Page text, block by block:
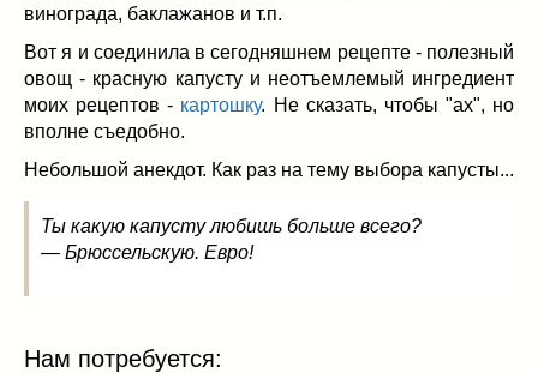
Новогоднее меню(9)
Пасха(7)
винограда, баклажанов и т.п.
Вот я и соединила в сегодняшнем рецепте - полезный
овощ - красную капусту и неотъемлемый ингредиент
моих рецептов - картошку. Не сказать, чтобы "ах", но
вполне съедобно.
Небольшой анекдот. Как раз на тему выбора капусты...
Ты какую капусту любишь больше всего?
— Брюссельскую. Евро!
Нам потребуется: